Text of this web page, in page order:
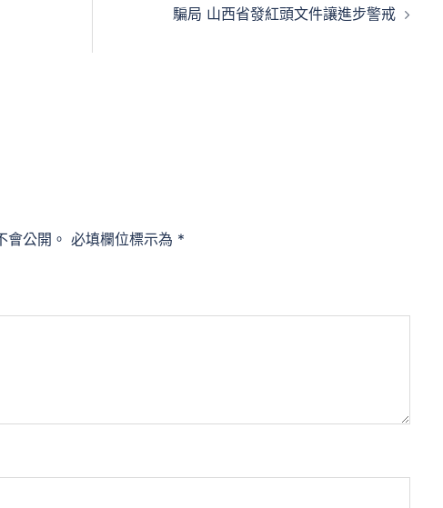
騙局 山西省發紅頭文件讓進步警戒
會公開。 必填欄位標示為 *